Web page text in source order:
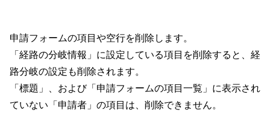
申請フォームの項目や空行を削除します。
「経路の分岐情報」に設定している項目を削除すると、経
路分岐の設定も削除されます。
「標題」、および「申請フォームの項目一覧」に表示され
ていない「申請者」の項目は、削除できません。